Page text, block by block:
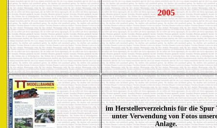
2005
im Herstellerverzeichnis für die Spur
unter Verwendung von Fotos
Anlage.